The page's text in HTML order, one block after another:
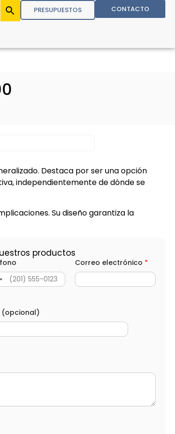
PRESUPUESTOS CONTACTO
Destaca por ser una opción
independientemente de dónde se
Su diseño garantiza la
productos
Correo electrónico *
(opcional)